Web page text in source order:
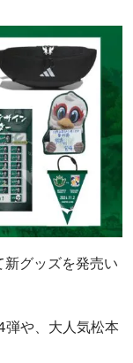
新グッズを発売い
や、大人気松本